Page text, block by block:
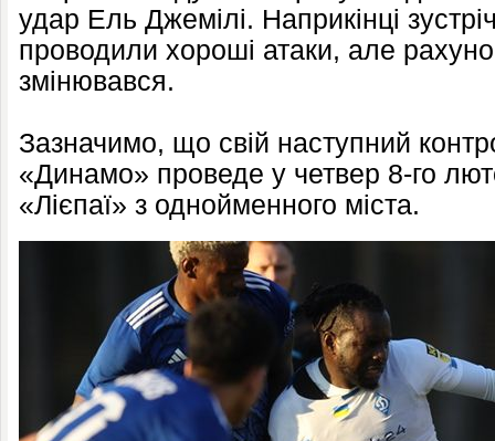
удар Ель Джемілі. Наприкінці
проводили хороші атаки, але
змінювався.
Зазначимо, що свій наступний
«Динамо» проведе у четвер 8-го
«Лієпаї» з однойменного міста.